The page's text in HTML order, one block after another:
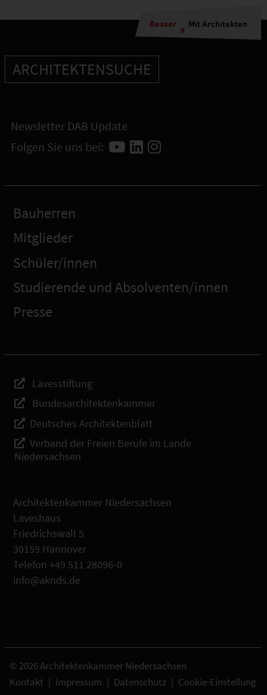
Besser Mit Architekten
ARCHITEKTENSUCHE
Newsletter DAB Update
Folgen Sie uns bei:
Bauherren
Mitglieder
Schüler/innen
Studierende und Absolventen/innen
Presse
Lavesstiftung
Bundesarchitektenkammer
Deutsches Architektenblatt
Verband der Freien Berufe im Lande
Niedersachsen
Architektenkammer Niedersachsen
Laveshaus
Friedrichswall 5
30159 Hannover
Telefon +49 511 28096-0
info@aknds.de
© 2026 Architektenkammer Niedersachsen
Kontakt | Impressum | Datenschutz | Cookie-Einstellung